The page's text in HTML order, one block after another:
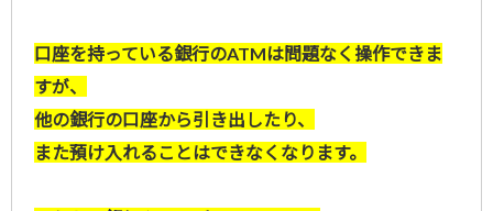
口座を持っている銀行のATMは問題なく操作できま
すが、
他の銀行の口座から引き出したり、
また預け入れることはできなくなります。